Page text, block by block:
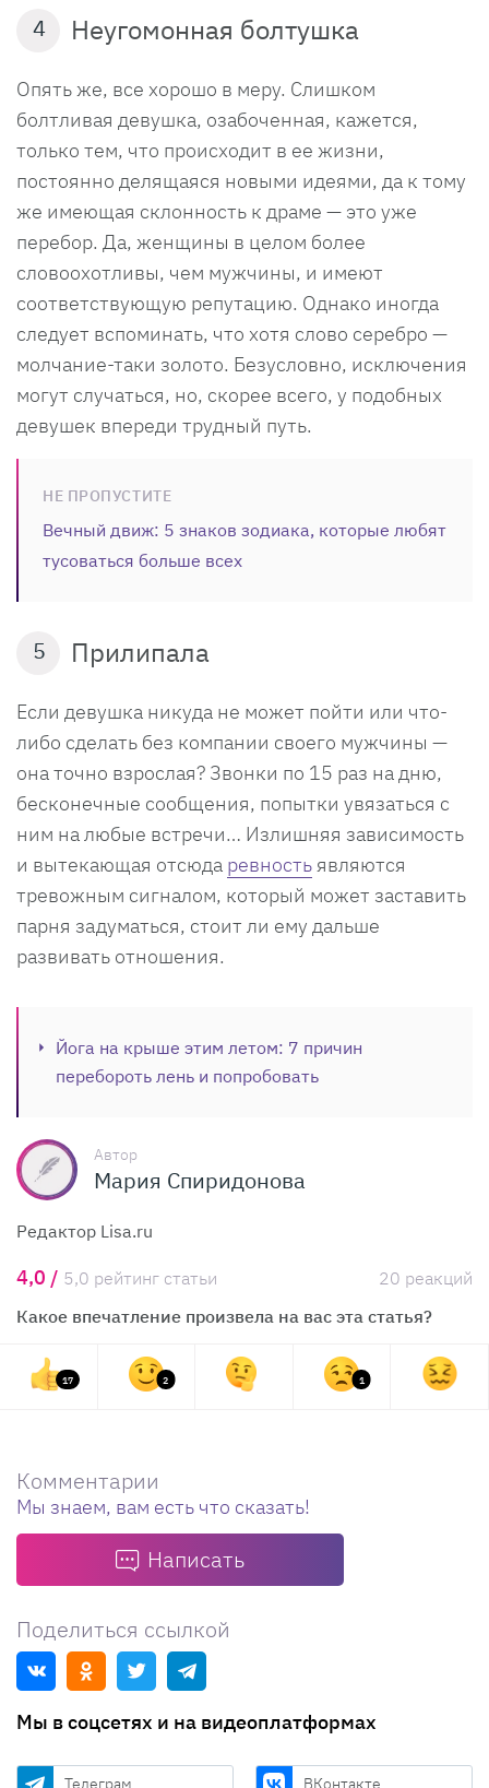
4 Неугомонная болтушка
Опять же, все хорошо в меру. Слишком
болтливая девушка, озабоченная, кажется,
только тем, что происходит в ее жизни,
постоянно делящаяся новыми идеями, да к тому
же имеющая склонность к драме — это уже
перебор. Да, женщины в целом более
словоохотливы, чем мужчины, и имеют
соответствующую репутацию. Однако иногда
следует вспоминать, что хотя слово серебро —
молчание-таки золото. Безусловно, исключения
могут случаться, но, скорее всего, у подобных
девушек впереди трудный путь.
НЕ ПРОПУСТИТЕ
Вечный движ: 5 знаков зодиака, которые любят
тусоваться больше всех
5 Прилипала
Если девушка никуда не может пойти или что-
либо сделать без компании своего мужчины —
она точно взрослая? Звонки по 15 раз на дню,
бесконечные сообщения, попытки увязаться с
ним на любые встречи… Излишняя зависимость
и вытекающая отсюда ревностьявляются
тревожным сигналом, который может заставить
парня задуматься, стоит ли ему дальше
развивать отношения.
Йога на крыше этим летом: 7 причин
перебороть лень и попробовать
Автор
Мария Спиридонова
Редактор Lisa.ru
4,0 / 5,0 рейтинг статьи
20 реакций
Какое впечатление произвела на вас эта статья?
17 2 1
Комментарии
Мы знаем, вам есть что сказать!
Написать
Поделиться ссылкой
Мы в соцсетях и на видеоплатформах
Телеграм ВКонтакте